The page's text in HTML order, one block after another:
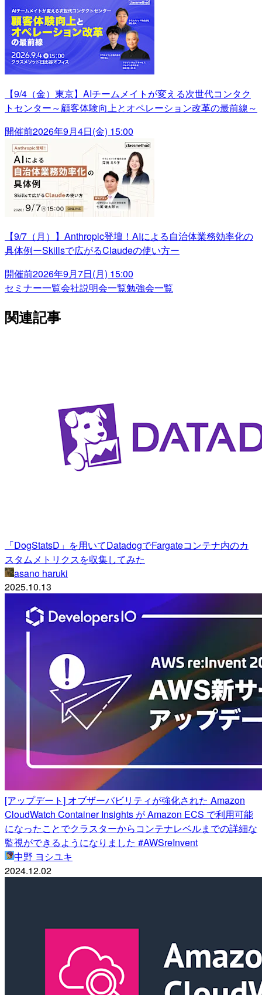
【9/4（金）東京】AIチームメイトが変える次世代コンタク
トセンター～顧客体験向上とオペレーション改革の最前線～
開催前2026年9月4日(金) 15:00
【9/7（月）】Anthropic登壇！AIによる自治体業務効率化の
具体例ーSkillsで広がるClaudeの使い方ー
開催前2026年9月7日(月) 15:00
セミナー一覧会社説明会一覧勉強会一覧
関連記事
「DogStatsD」を用いてDatadogでFargateコンテナ内のカ
スタムメトリクスを収集してみた
asano haruki
2025.10.13
[アップデート] オブザーバビリティが強化された Amazon
CloudWatch Container Insights が Amazon ECS で利用可能
になったことでクラスターからコンテナレベルまでの詳細な
監視ができるようになりました #AWSreInvent
中野 ヨシユキ
2024.12.02